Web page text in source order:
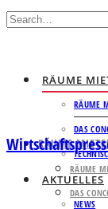
RÄUME
RÄUME
DAS
AKTUELLES
NEWS
RÄUME
RÄUME
DAS